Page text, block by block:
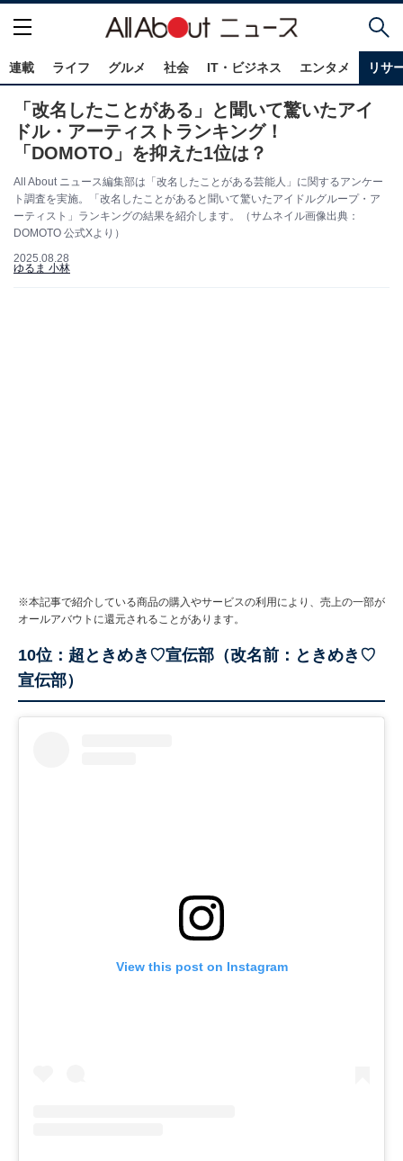
連載 ライフ グルメ 社会 IT・ビジネス エンタメ リサ
「改名したことがある」と聞いて驚いたアイ
ドル・アーティストランキング！
「DOMOTO」を抑えた1位は？
All About ニュース編集部は「改名したことがある芸能人」に関するアンケー
ト調査を実施。「改名したことがあると聞いて驚いたアイドルグループ・ア
ーティスト」ランキングの結果を紹介します。（サムネイル画像出典：
DOMOTO 公式Xより）
2025.08.28
ゆるま 小林
※本記事で紹介している商品の購入やサービスの利用により、売上の一部が
オールアバウトに還元されることがあります。
10位：超ときめき♡宣伝部（改名前：ときめき♡
宣伝部）
View this post on Instagram